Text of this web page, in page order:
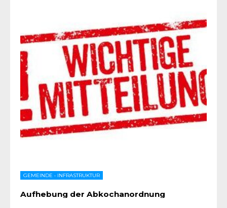
GEMEINDE • INFRASTRUKTUR
Aufhebung der Abkochanordnung